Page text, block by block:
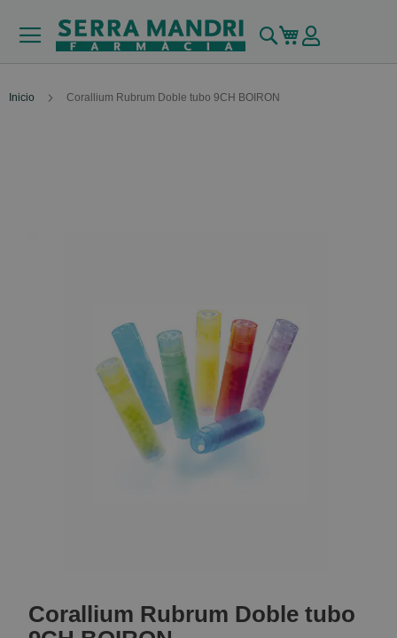
Buscar
Mi carrito
Inicio Corallium Rubrum Doble tubo 9CH BOIRON
the
beginning
Corallium Rubrum Doble tubo